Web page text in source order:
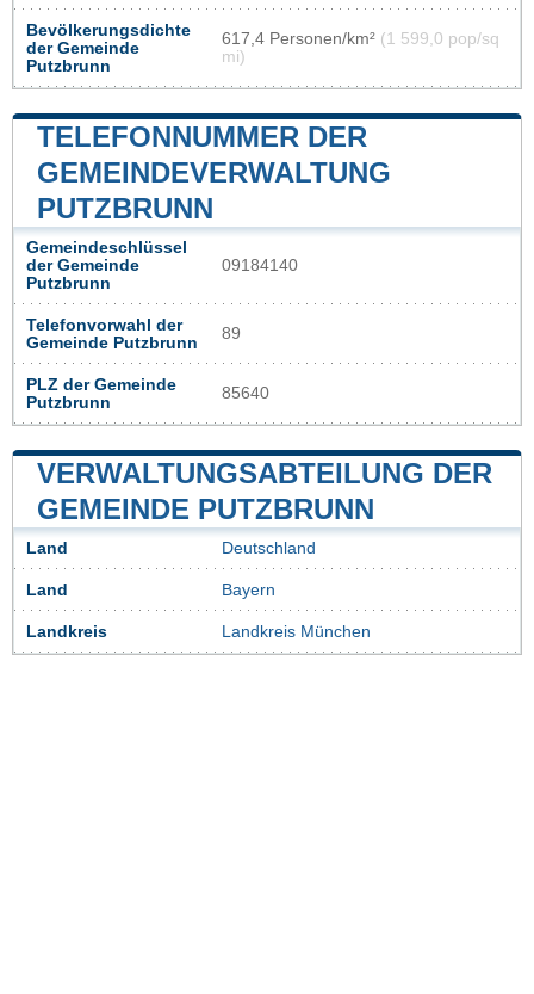
Bevölkerungsdichte
der Gemeinde
Putzbrunn
617,4 Personen/km² (1 599,0 pop/sq
mi)
TELEFONNUMMER DER
GEMEINDEVERWALTUNG
PUTZBRUNN
Gemeindeschlüssel
der Gemeinde
Putzbrunn
09184140
Telefonvorwahl der
Gemeinde Putzbrunn
89
PLZ der Gemeinde
Putzbrunn
85640
VERWALTUNGSABTEILUNG DER
GEMEINDE PUTZBRUNN
Land Deutschland
Land Bayern
Landkreis Landkreis München